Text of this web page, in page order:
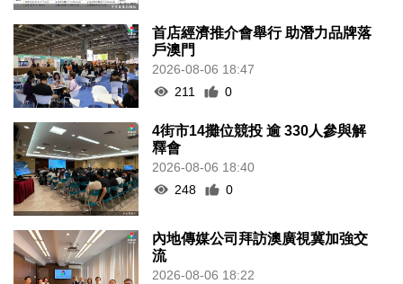
首店經濟推介會舉行 助潛力品牌落
戶澳門
2026-08-06 18:47
211
0
4街市14攤位競投 逾 330人參與解
釋會
2026-08-06 18:40
248
0
內地傳媒公司拜訪澳廣視冀加強交
流
2026-08-06 18:22